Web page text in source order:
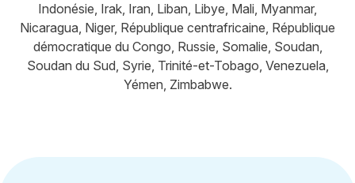
Indonésie, Irak, Iran, Liban, Libye, Mali, Myanmar,
Nicaragua, Niger, République centrafricaine, République
démocratique du Congo, Russie, Somalie, Soudan,
Soudan du Sud, Syrie, Trinité-et-Tobago, Venezuela,
Yémen, Zimbabwe.